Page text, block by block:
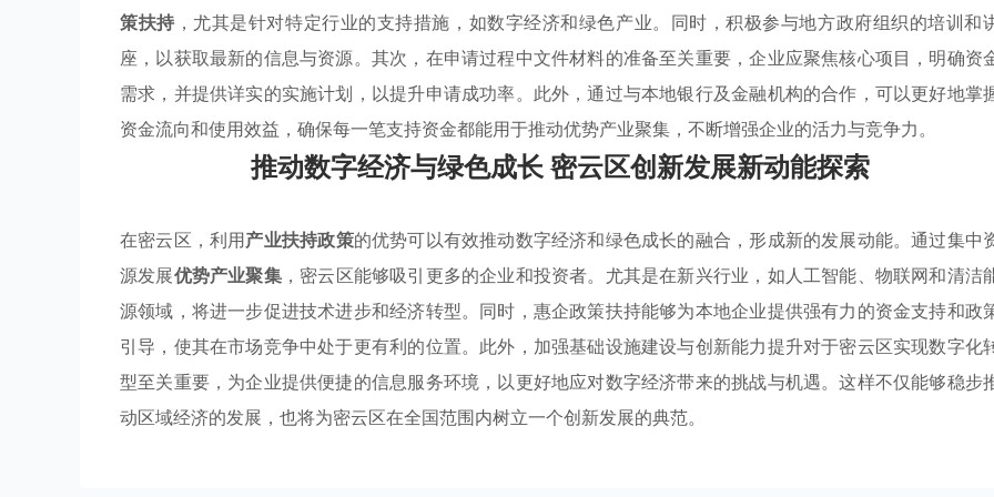
策扶持 ，尤其是针对特定行业的支持措施，如数字经济和绿色产业。同时，积极参与地方政府组织的培训和
座，以获取最新的信息与资源。其次，在申请过程中文件材料的准备至关重要，企业应聚焦核心项目，明确资
需求，并提供详实的实施计划，以提升申请成功率。此外，通过与本地银行及金融机构的合作，可以更好地掌
资金流向和使用效益，确保每一笔支持资金都能用于推动优势产业聚集，不断增强企业的活力与竞争力。
推动数字经济与绿色成长 密云区创新发展新动能探索
在密云区，利用产业扶持政策的优势可以有效推动数字经济和绿色成长的融合，形成新的发展动能。通过集中
源发展优势产业聚集，密云区能够吸引更多的企业和投资者。尤其是在新兴行业，如人工智能、物联网和清洁
源领域，将进一步促进技术进步和经济转型。同时，惠企政策扶持能够为本地企业提供强有力的资金支持和政
引导，使其在市场竞争中处于更有利的位置。此外，加强基础设施建设与创新能力提升对于密云区实现数字化
型至关重要，为企业提供便捷的信息服务环境，以更好地应对数字经济带来的挑战与机遇。这样不仅能够稳步
动区域经济的发展，也将为密云区在全国范围内树立一个创新发展的典范。